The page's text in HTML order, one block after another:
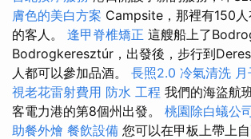
膚色的美白方案 Campsite，那裡有150
的客人。 逢甲脊椎矯正 這艘船上了
Bodrogkeresztúr，出發後，步行到
人都可以參加品酒。 長照2.0 冷氣清洗
視老花雷射費用 防水 工程 我們的海盜航
客電力港的第8個州出發。 桃園除白蟻公
助餐外燴 餐飲設備 您可以在甲板上帶上